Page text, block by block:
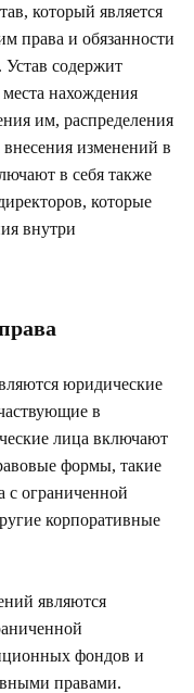
который является
права и обязанности
Устав содержит
нахождения
им, распределения
изменений в
в себя также
которые
внутри
юридические
в
лица включают
формы, такие
с ограниченной
корпоративные
являются
фондов и
правами.